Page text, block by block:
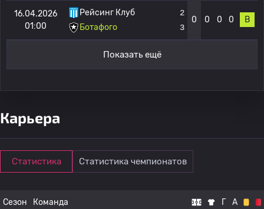
16.04.2026
01:00
Рейсинг Клуб
Ботафого
2
3
0 0 0 0 В
Показать ещё
Карьера
Статистика Статистика чемпионатов
Сезон Команда Г А